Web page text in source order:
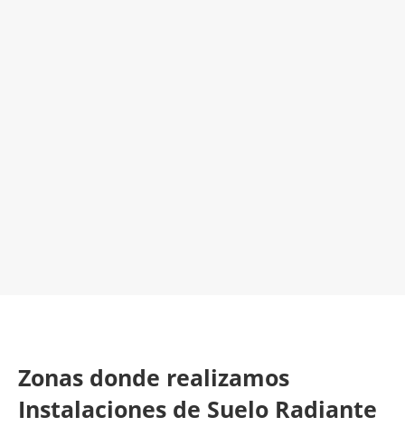
Zonas donde realizamos
Instalaciones de Suelo Radiante